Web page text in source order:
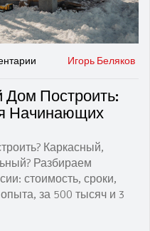
Игорь Беляков
Построить:
Начинающих
Каркасный,
Разбираем
стоимость, сроки,
за 500 тысяч и 3